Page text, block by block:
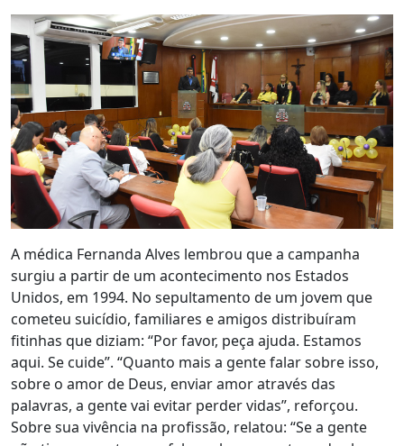
A médica Fernanda Alves lembrou que a campanha
surgiu a partir de um acontecimento nos Estados
Unidos, em 1994. No sepultamento de um jovem que
cometeu suicídio, familiares e amigos distribuíram
fitinhas que diziam: “Por favor, peça ajuda. Estamos
aqui. Se cuide”. “Quanto mais a gente falar sobre isso,
sobre o amor de Deus, enviar amor através das
palavras, a gente vai evitar perder vidas”, reforçou.
Sobre sua vivência na profissão, relatou: “Se a gente